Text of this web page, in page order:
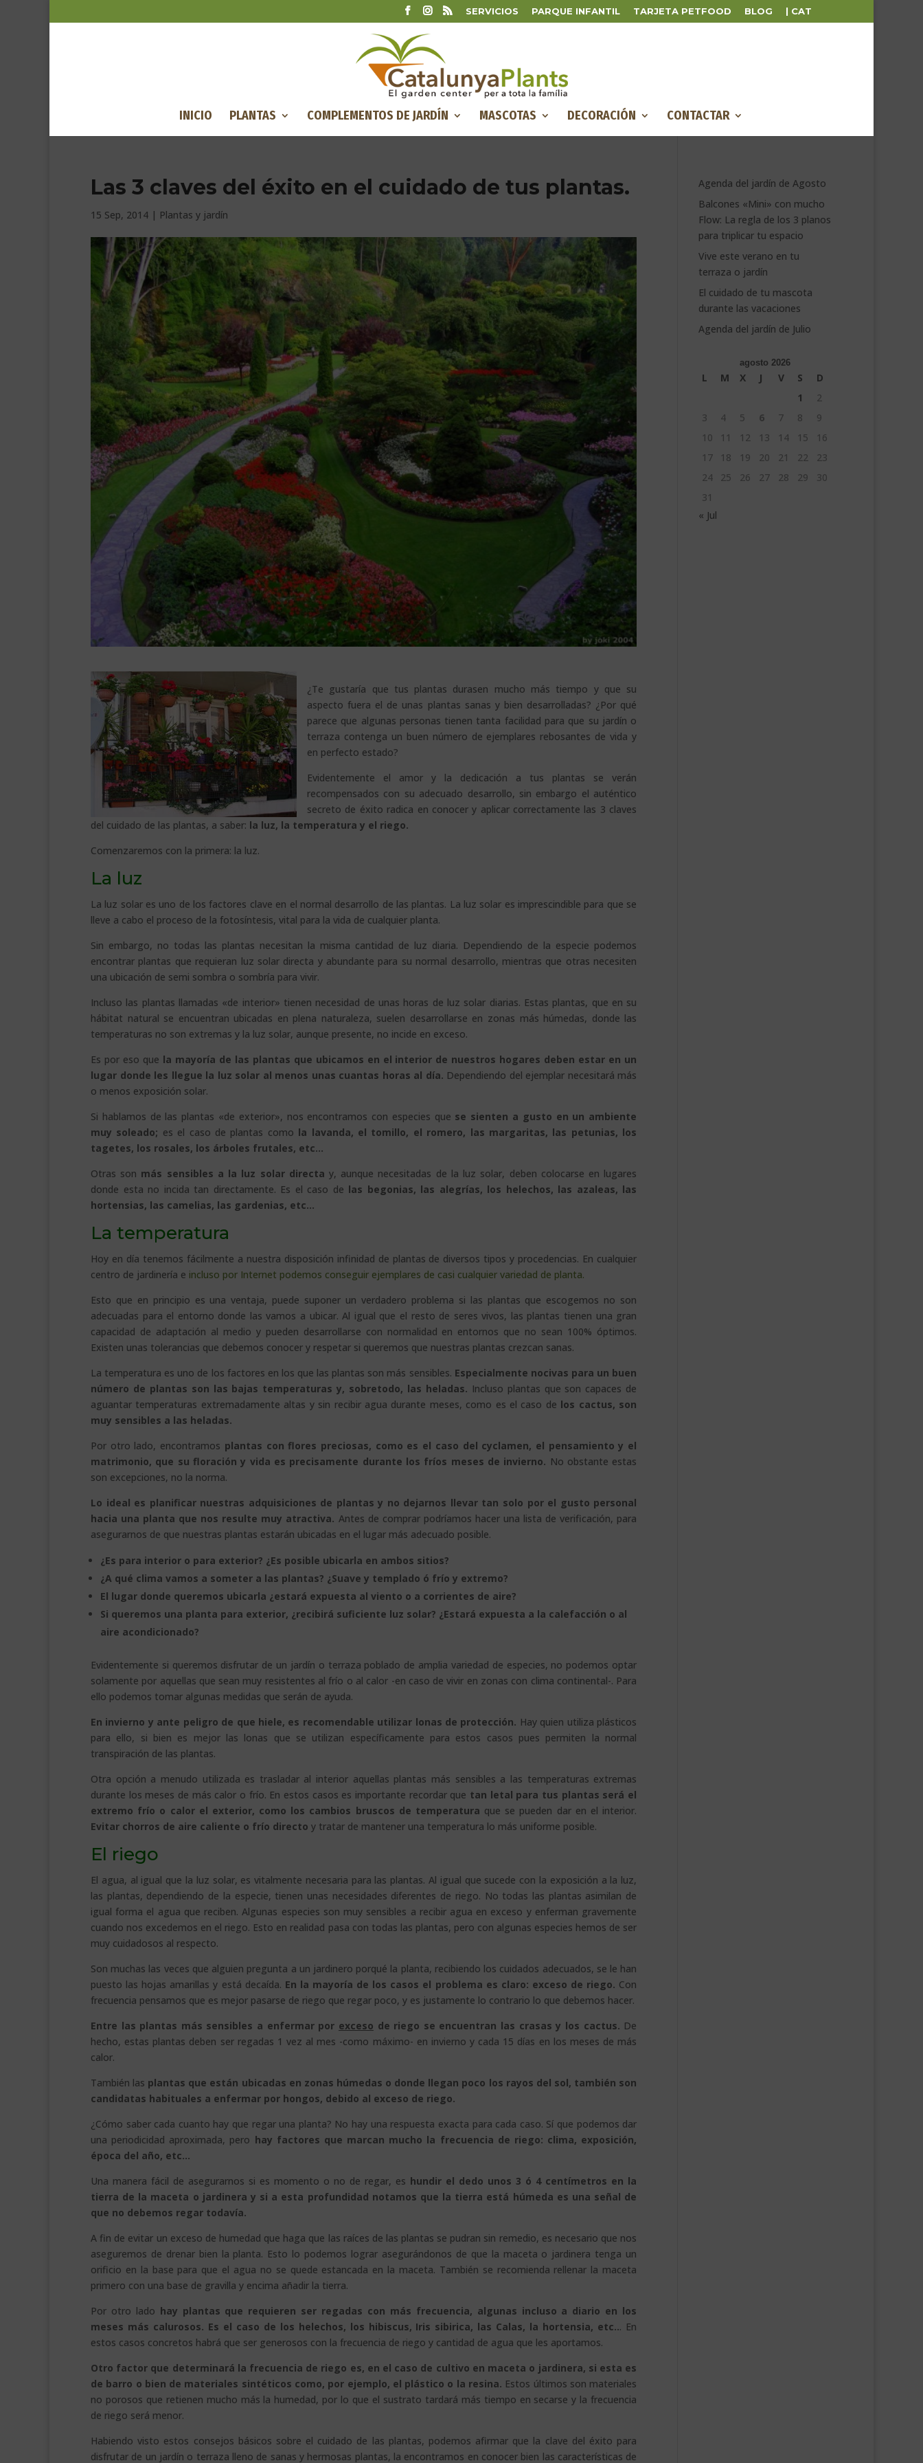
SERVICIOS PARQUE INFANTIL TARJETA PETFOOD BLOG | CAT
INICIO PLANTAS COMPLEMENTOS DE JARDÍN MASCOTAS DECORACIÓN CONTACTAR
Las 3 claves del éxito en el cuidado de tus plantas.
15 Sep, 2014 | Plantas y jardín
¿Te gustaría que tus plantas durasen mucho más tiempo y que su
aspecto fuera el de unas plantas sanas y bien desarrolladas? ¿Por qué
parece que algunas personas tienen tanta facilidad para que su jardín o
terraza contenga un buen número de ejemplares rebosantes de vida y
en perfecto estado?
Evidentemente el amor y la dedicación a tus plantas se verán
recompensados con su adecuado desarrollo, sin embargo el auténtico
secreto de éxito radica en conocer y aplicar correctamente las 3 claves
del cuidado de las plantas, a saber: la luz, la temperatura y el riego.
Comenzaremos con la primera: la luz.
La luz
La luz solar es uno de los factores clave en el normal desarrollo de las plantas. La luz solar es imprescindible para que se
lleve a cabo el proceso de la fotosíntesis, vital para la vida de cualquier planta.
Sin embargo, no todas las plantas necesitan la misma cantidad de luz diaria. Dependiendo de la especie podemos
encontrar plantas que requieran luz solar directa y abundante para su normal desarrollo, mientras que otras necesiten
una ubicación de semi sombra o sombría para vivir.
Incluso las plantas llamadas «de interior» tienen necesidad de unas horas de luz solar diarias. Estas plantas, que en su
hábitat natural se encuentran ubicadas en plena naturaleza, suelen desarrollarse en zonas más húmedas, donde las
temperaturas no son extremas y la luz solar, aunque presente, no incide en exceso.
Es por eso que la mayoría de las plantas que ubicamos en el interior de nuestros hogares deben estar en un
lugar donde les llegue la luz solar al menos unas cuantas horas al día. Dependiendo del ejemplar necesitará más
o menos exposición solar.
Si hablamos de las plantas «de exterior», nos encontramos con especies que se sienten a gusto en un ambiente
muy soleado; es el caso de plantas como la lavanda, el tomillo, el romero, las margaritas, las petunias, los
tagetes, los rosales, los árboles frutales, etc…
Otras son más sensibles a la luz solar directa y, aunque necesitadas de la luz solar, deben colocarse en lugares
donde esta no incida tan directamente. Es el caso de las begonias, las alegrías, los helechos, las azaleas, las
hortensias, las camelias, las gardenias, etc…
La temperatura
Hoy en día tenemos fácilmente a nuestra disposición infinidad de plantas de diversos tipos y procedencias. En cualquier
centro de jardinería e incluso por Internet podemos conseguir ejemplares de casi cualquier variedad de planta.
Esto que en principio es una ventaja, puede suponer un verdadero problema si las plantas que escogemos no son
adecuadas para el entorno donde las vamos a ubicar. Al igual que el resto de seres vivos, las plantas tienen una gran
capacidad de adaptación al medio y pueden desarrollarse con normalidad en entornos que no sean 100% óptimos.
Existen unas tolerancias que debemos conocer y respetar si queremos que nuestras plantas crezcan sanas.
La temperatura es uno de los factores en los que las plantas son más sensibles. Especialmente nocivas para un buen
número de plantas son las bajas temperaturas y, sobretodo, las heladas. Incluso plantas que son capaces de
aguantar temperaturas extremadamente altas y sin recibir agua durante meses, como es el caso de los cactus, son
muy sensibles a las heladas.
Por otro lado, encontramos plantas con flores preciosas, como es el caso del cyclamen, el pensamiento y el
matrimonio, que su floración y vida es precisamente durante los fríos meses de invierno. No obstante estas
son excepciones, no la norma.
Lo ideal es planificar nuestras adquisiciones de plantas y no dejarnos llevar tan solo por el gusto personal
hacia una planta que nos resulte muy atractiva. Antes de comprar podríamos hacer una lista de verificación, para
asegurarnos de que nuestras plantas estarán ubicadas en el lugar más adecuado posible.
¿Es para interior o para exterior? ¿Es posible ubicarla en ambos sitios?
¿A qué clima vamos a someter a las plantas? ¿Suave y templado ó frío y extremo?
El lugar donde queremos ubicarla ¿estará expuesta al viento o a corrientes de aire?
Si queremos una planta para exterior, ¿recibirá suficiente luz solar? ¿Estará expuesta a la calefacción o al
aire acondicionado?
Evidentemente si queremos disfrutar de un jardín o terraza poblado de amplia variedad de especies, no podemos optar
solamente por aquellas que sean muy resistentes al frío o al calor -en caso de vivir en zonas con clima continental-. Para
ello podemos tomar algunas medidas que serán de ayuda.
En invierno y ante peligro de que hiele, es recomendable utilizar lonas de protección. Hay quien utiliza plásticos
para ello, si bien es mejor las lonas que se utilizan específicamente para estos casos pues permiten la normal
transpiración de las plantas.
Otra opción a menudo utilizada es trasladar al interior aquellas plantas más sensibles a las temperaturas extremas
durante los meses de más calor o frío. En estos casos es importante recordar que tan letal para tus plantas será el
extremo frío o calor el exterior, como los cambios bruscos de temperatura que se pueden dar en el interior.
Evitar chorros de aire caliente o frío directo y tratar de mantener una temperatura lo más uniforme posible.
El riego
El agua, al igual que la luz solar, es vitalmente necesaria para las plantas. Al igual que sucede con la exposición a la luz,
las plantas, dependiendo de la especie, tienen unas necesidades diferentes de riego. No todas las plantas asimilan de
igual forma el agua que reciben. Algunas especies son muy sensibles a recibir agua en exceso y enferman gravemente
cuando nos excedemos en el riego. Esto en realidad pasa con todas las plantas, pero con algunas especies hemos de ser
muy cuidadosos al respecto.
Son muchas las veces que alguien pregunta a un jardinero porqué la planta, recibiendo los cuidados adecuados, se le han
puesto las hojas amarillas y está decaída. En la mayoría de los casos el problema es claro: exceso de riego. Con
frecuencia pensamos que es mejor pasarse de riego que regar poco, y es justamente lo contrario lo que debemos hacer.
Entre las plantas más sensibles a enfermar por exceso de riego se encuentran las crasas y los cactus. De
hecho, estas plantas deben ser regadas 1 vez al mes -como máximo- en invierno y cada 15 días en los meses de más
calor.
También las plantas que están ubicadas en zonas húmedas o donde llegan poco los rayos del sol, también son
candidatas habituales a enfermar por hongos, debido al exceso de riego.
¿Cómo saber cada cuanto hay que regar una planta? No hay una respuesta exacta para cada caso. Sí que podemos dar
una periodicidad aproximada, pero hay factores que marcan mucho la frecuencia de riego: clima, exposición,
época del año, etc…
Una manera fácil de asegurarnos si es momento o no de regar, es hundir el dedo unos 3 ó 4 centímetros en la
tierra de la maceta o jardinera y si a esta profundidad notamos que la tierra está húmeda es una señal de
que no debemos regar todavía.
A fin de evitar un exceso de humedad que haga que las raíces de las plantas se pudran sin remedio, es necesario que nos
aseguremos de drenar bien la planta. Esto lo podemos lograr asegurándonos de que la maceta o jardinera tenga un
orificio en la base para que el agua no se quede estancada en la maceta. También se recomienda rellenar la maceta
primero con una base de gravilla y encima añadir la tierra.
Por otro lado hay plantas que requieren ser regadas con más frecuencia, algunas incluso a diario en los
meses más calurosos. Es el caso de los helechos, los hibiscus, Iris sibirica, las Calas, la hortensia, etc... En
estos casos concretos habrá que ser generosos con la frecuencia de riego y cantidad de agua que les aportamos.
Otro factor que determinará la frecuencia de riego es, en el caso de cultivo en maceta o jardinera, si esta es
de barro o bien de materiales sintéticos como, por ejemplo, el plástico o la resina. Estos últimos son materiales
no porosos que retienen mucho más la humedad, por lo que el sustrato tardará más tiempo en secarse y la frecuencia
de riego será menor.
Habiendo visto estos consejos básicos sobre el cuidado de las plantas, podemos afirmar que la clave del éxito para
disfrutar de un jardín o terraza lleno de sanas y hermosas plantas, la encontramos en conocer bien las características de
Agenda del jardín de Agosto
Balcones «Mini» con mucho
Flow: La regla de los 3 planos
para triplicar tu espacio
Vive este verano en tu
terraza o jardín
El cuidado de tu mascota
durante las vacaciones
Agenda del jardín de Julio
agosto 2026
L M X J V S
D
1
2
3
4 5 6 7 8
9
10
11 12 13 14 15
16
17
18 19 20 21 22
23
24
25 26 27 28 29
30
31
« Jul